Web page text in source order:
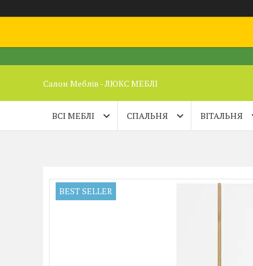
Салон Меблів - ЛЮКС МЕБЛІ
ВСІ МЕБЛІ СПАЛЬНЯ ВІТАЛЬНЯ
BEST SELLER